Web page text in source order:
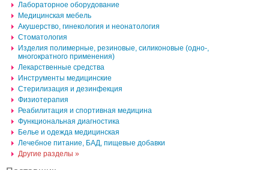
Лабораторное оборудование
Медицинская мебель
Акушерство, гинекология и неонатология
Стоматология
Изделия полимерные, резиновые, силиконовые (одно-,
многократного применения)
Лекарственные средства
Инструменты медицинские
Стерилизация и дезинфекция
Физиотерапия
Реабилитация и спортивная медицина
Функциональная диагностика
Белье и одежда медицинская
Лечебное питание, БАД, пищевые добавки
Другие разделы »